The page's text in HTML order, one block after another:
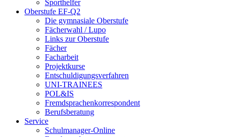
Sporthelfer
Oberstufe EF-Q2
Die gymnasiale Oberstufe
Fächerwahl / Lupo
Links zur Oberstufe
Fächer
Facharbeit
Projektkurse
Entschuldigungsverfahren
UNI-TRAINEES
POL&IS
Fremdsprachenkorrespondent
Berufsberatung
Service
Schulmanager-Online